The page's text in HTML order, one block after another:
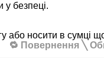
у безпеці.
або носити в сумці
🔁 Повернення ╲